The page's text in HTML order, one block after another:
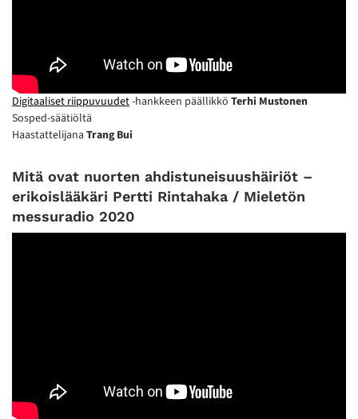
Digitaaliset riippuvuudet-hankkeen päällikkö Terhi Mustonen
Sosped-säätiöltä
Haastattelijana Trang Bui
Mitä ovat nuorten ahdistuneisuushäiriöt –
erikoislääkäri Pertti Rintahaka / Mieletön
messuradio 2020